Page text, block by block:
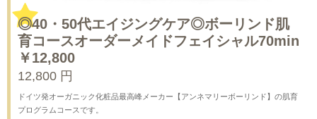
◎40・50代エイジングケア◎ボーリンド肌
育コースオーダーメイドフェイシャル70min
￥12,800
12,800 円
ドイツ発オーガニック化粧品最高峰メーカー【アンネマリーボーリンド】の肌育
プログラムコースです。